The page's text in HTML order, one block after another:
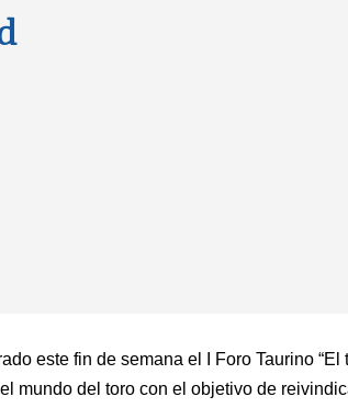
este fin de semana el I Foro Taurino
mundo del toro con el objetivo de